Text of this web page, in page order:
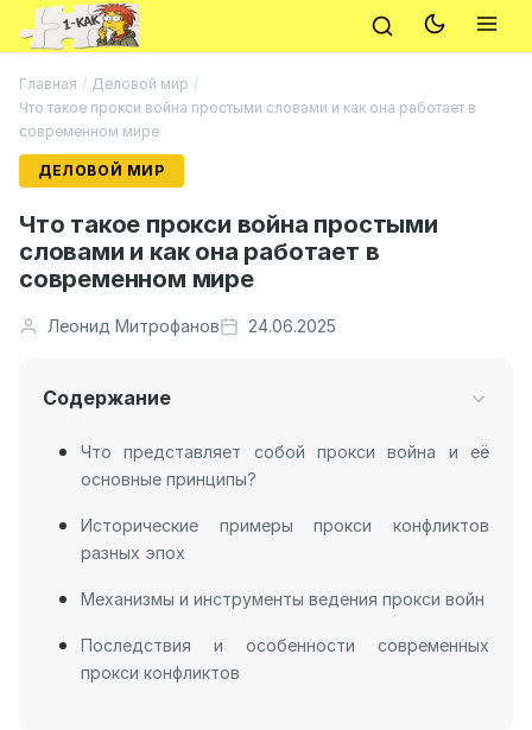
Главная / Деловой мир /
Что такое прокси война простыми словами и как она работает в
современном мире
ДЕЛОВОЙ МИР
Что такое прокси война простыми
словами и как она работает в
современном мире
Леонид Митрофанов 24.06.2025
Содержание
Что представляет собой прокси война и её
основные принципы?
Исторические примеры прокси конфликтов
разных эпох
Механизмы и инструменты ведения прокси войн
Последствия и особенности современных
прокси конфликтов